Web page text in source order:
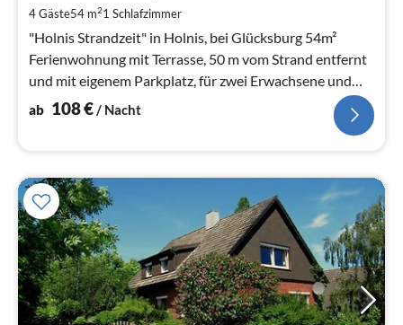
4 Gäste54 m21 Schlafzimmer
"Holnis Strandzeit" in Holnis, bei Glücksburg 54m²
Ferienwohnung mit Terrasse, 50 m vom Strand entfernt
und mit eigenem Parkplatz, für zwei Erwachsene und
zwei Kleinkinder
ab 108€/ Nacht